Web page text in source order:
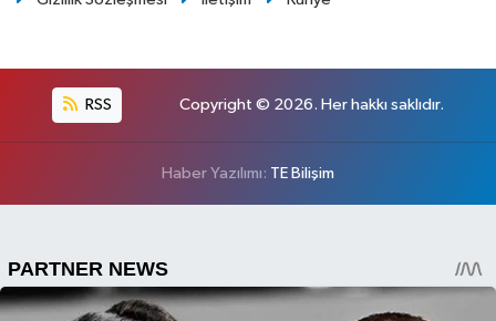
RSS Copyright © 2026. Her hakkı saklıdır.
Haber Yazılımı: TE Bilişim